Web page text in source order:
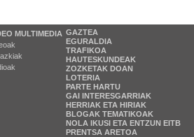
MULTIMEDIA GAZTEA
EGURALDIA
TRAFIKOA
HAUTESKUNDEAK
ZOZKETAK DOAN
LOTERIA
PARTE HARTU
GAI INTERESGARRIAK
HERRIAK ETA HIRIAK
BLOGAK TEMATIKOAK
NOLA IKUSI ETA ENTZUN EITB
PRENTSA ARETOA